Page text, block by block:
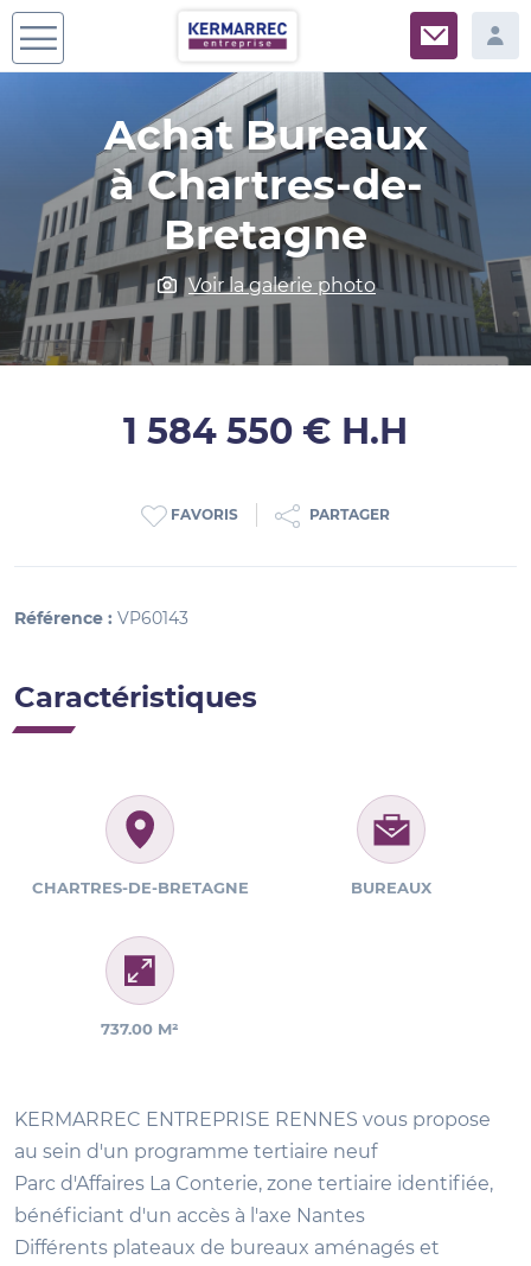
Achat Bureaux
à Chartres-de-
Bretagne
Voir la galerie photo
1 584 550 € H.H
FAVORIS PARTAGER
Référence : VP60143
Caractéristiques
CHARTRES-DE-BRETAGNE BUREAUX
737.00 M²
KERMARREC ENTREPRISE RENNES vous propose
au sein d'un programme tertiaire neuf
Parc d'Affaires La Conterie, zone tertiaire identifiée,
bénéficiant d'un accès à l'axe Nantes
Différents plateaux de bureaux aménagés et